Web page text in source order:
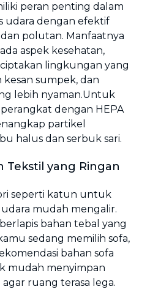
peran penting dalam
udara dengan efektif
polutan. Manfaatnya
aspek kesehatan,
lingkungan yang
kesan sumpek, dan
lebih nyaman.Untuk
dengan HEPA
partikel
halus dan serbuk sari.
Tekstil yang Ringan
seperti katun untuk
mudah mengalir.
bahan tebal yang
sedang memilih sofa,
bahan sofa
mudah menyimpan
agar ruang terasa lega.